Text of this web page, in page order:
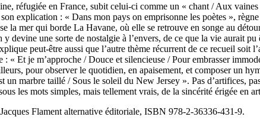
réfugiée en France, subit celui-ci comme un « chant / Aux vaines
explication : « Dans mon pays on emprisonne les poètes »,
la mer qui borde La Havane, où elle se retrouve en songe au
devine une sorte de nostalgie à l’envers, de ce que la vie aurait pu
peut-être aussi que l’autre thème récurrent de ce recueil soit
« Et je m’approche / Douce et silencieuse / Pour embrasser
pour observer le quotidien, en apaisement, et composer un
marbre taillé / Sous le soleil du New Jersey ». Pas d’artifices,
les mots simples, mais tellement vrais, de la sincérité érigée en
Flament alternative éditoriale, ISBN 978-2-36336-431-9.